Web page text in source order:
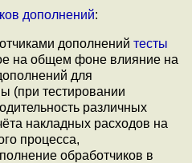
дополнений:
дополнений тесты
на общем фоне влияние на
для
(при тестировании
различных
накладных расходов на
процесса,
обработчиков в